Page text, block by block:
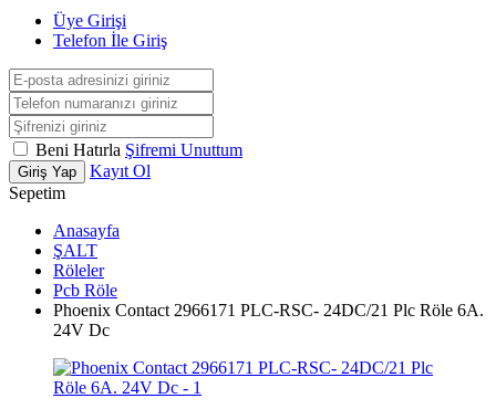
Üye Girişi
Telefon İle Giriş
Beni Hatırla Şifremi Unuttum
Giriş Yap
Kayıt Ol
Sepetim
Anasayfa
ŞALT
Röleler
Pcb Röle
Phoenix Contact 2966171 PLC-RSC- 24DC/21 Plc Röle 6A.
24V Dc